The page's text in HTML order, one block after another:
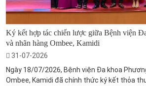
Ký kết hợp tác chiến lược giữa Bệnh viện
và nhãn hàng Ombee, Kamidi
31-07-2026
Ngày 18/07/2026, Bệnh viện Đa khoa
Ombee, Kamidi đã chính thức ký kết thỏa